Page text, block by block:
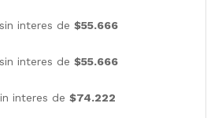
interes de $55.666
interes de $55.666
interes de $74.222